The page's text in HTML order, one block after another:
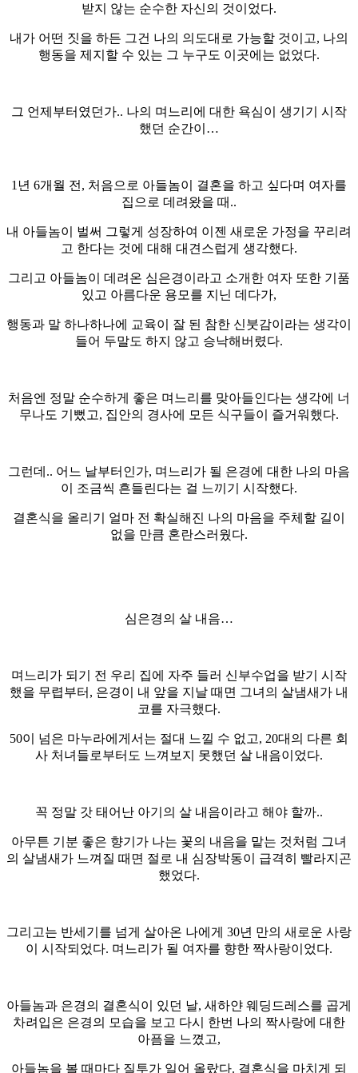
받지 않는 순수한 자신의 것이었다.
내가 어떤 짓을 하든 그건 나의 의도대로 가능할 것이고, 나의
행동을 제지할 수 있는 그 누구도 이곳에는 없었다.
그 언제부터였던가.. 나의 며느리에 대한 욕심이 생기기 시작
했던 순간이…
1년 6개월 전, 처음으로 아들놈이 결혼을 하고 싶다며 여자를
집으로 데려왔을 때..
내 아들놈이 벌써 그렇게 성장하여 이젠 새로운 가정을 꾸리려
고 한다는 것에 대해 대견스럽게 생각했다.
그리고 아들놈이 데려온 심은경이라고 소개한 여자 또한 기품
있고 아름다운 용모를 지닌 데다가,
행동과 말 하나하나에 교육이 잘 된 참한 신붓감이라는 생각이
들어 두말도 하지 않고 승낙해버렸다.
처음엔 정말 순수하게 좋은 며느리를 맞아들인다는 생각에 너
무나도 기뻤고, 집안의 경사에 모든 식구들이 즐거워했다.
그런데.. 어느 날부터인가, 며느리가 될 은경에 대한 나의 마음
이 조금씩 흔들린다는 걸 느끼기 시작했다.
결혼식을 올리기 얼마 전 확실해진 나의 마음을 주체할 길이
없을 만큼 혼란스러웠다.
심은경의 살 내음…
며느리가 되기 전 우리 집에 자주 들러 신부수업을 받기 시작
했을 무렵부터, 은경이 내 앞을 지날 때면 그녀의 살냄새가 내
코를 자극했다.
50이 넘은 마누라에게서는 절대 느낄 수 없고, 20대의 다른 회
사 처녀들로부터도 느껴보지 못했던 살 내음이었다.
꼭 정말 갓 태어난 아기의 살 내음이라고 해야 할까..
아무튼 기분 좋은 향기가 나는 꽃의 내음을 맡는 것처럼 그녀
의 살냄새가 느껴질 때면 절로 내 심장박동이 급격히 빨라지곤
했었다.
그리고는 반세기를 넘게 살아온 나에게 30년 만의 새로운 사랑
이 시작되었다. 며느리가 될 여자를 향한 짝사랑이었다.
아들놈과 은경의 결혼식이 있던 날, 새하얀 웨딩드레스를 곱게
차려입은 은경의 모습을 보고 다시 한번 나의 짝사랑에 대한
아픔을 느꼈고,
아들놈을 볼 때마다 질투가 일어 올랐다. 결혼식을 마치게 되